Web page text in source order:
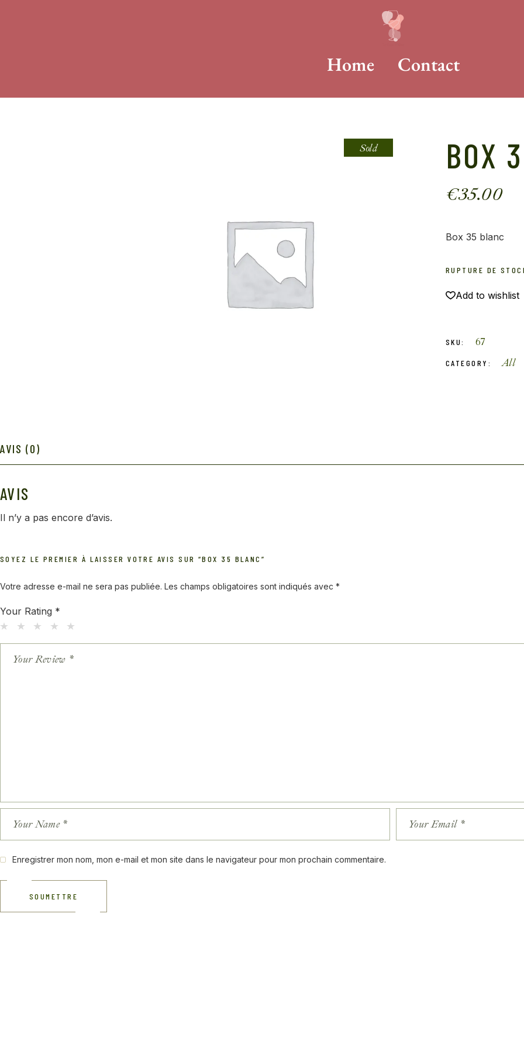
Home Contact
Sold BOX
€35.00
Box 35 blanc
RUPTURE DE
Add to wishlist
SKU: 67
CATEGORY: All
AVIS (0)
AVIS
Il n’y a pas encore d’avis.
SOYEZ LE PREMIER À LAISSER VOTRE AVIS SUR “BOX 35 BLANC”
Votre adresse e-mail ne sera pas publiée. Les champs obligatoires sont indiqués avec *
Your Rating *
Enregistrer mon nom, mon e-mail et mon site dans le navigateur pour mon prochain commentaire.
SOUMETTRE